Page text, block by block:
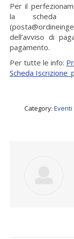
Per il
la scheda
dell’avviso di
pagamento.
Per tutte le info:
Scheda
Category: